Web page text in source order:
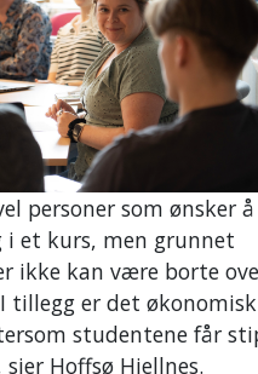
personer som ønsker
i et kurs, men grunnet
ikke kan være borte
tillegg er det økonomisk
studentene får
Hoffsø Hjellnes.